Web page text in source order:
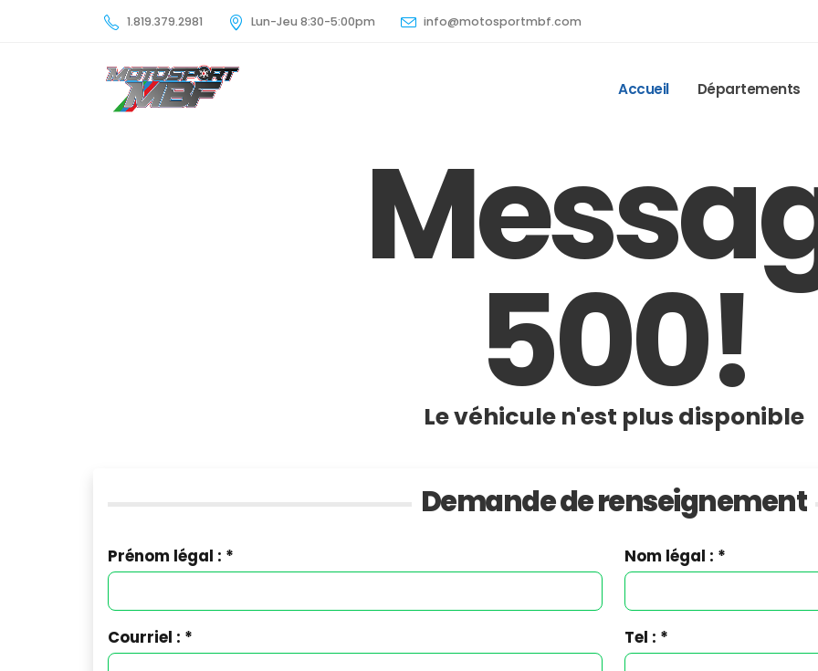
1.819.379.2981 Lun-Jeu 8:30-5:00pm info@motosportmbf.com
Accueil Départements
500!
Le véhicule n'est plus disponible
Demande derenseignement
Prénom légal : * Nom légal : *
Courriel : * Tel : *